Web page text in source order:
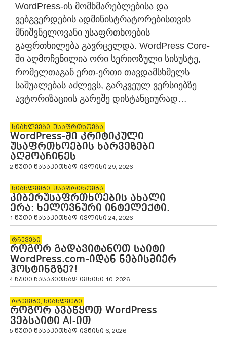
WordPress-ის მომხმარებლებისა და
ვებგვერდების ადმინისტრატორებისთვის
მნიშვნელოვანი უსაფრთხოების
გაფრთხილება გავრცელდა. WordPress Core-
ში აღმოჩენილია ორი სერიოზული სისუსტე,
რომელთაგან ერთ-ერთი თავდამსხმელს
საშუალებას აძლევს, გარკვეულ ვერსიებზე
ავტორიზაციის გარეშე დისტანციურად…
სიახლეები, უსაფრთხოება
WordPress-ში კრიტიკული
უსაფრთხოების ხარვეზები
აღმოაჩინეს
2 წუთი წასაკითხად ივლისი 29, 2026
სიახლეები, უსაფრთხოება
კიბერუსაფრთხოების ახალი
ერა: ხელოვნური ინტელექტი.
1 წუთი წასაკითხად ივლისი 24, 2026
რჩევები
როგორ გადავიტანოთ საიტი
WordPress.com-იდან ნებისმიერ
ჰოსტინგზე?!
4 წუთი წასაკითხად ივნისი 10, 2026
რჩევები, სიახლეები
როგორ ავაწყოთ WordPress
ვებსაიტი AI-ით
5 წუთი წასაკითხად ივნისი 6, 2026